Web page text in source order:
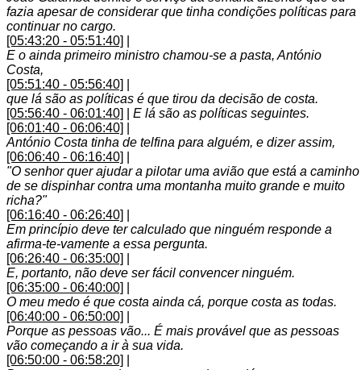
fazia apesar de considerar que tinha condições políticas para
continuar no cargo.
[05:43:20 - 05:51:40]
E o ainda primeiro ministro chamou-se a pasta, António
Costa,
[05:51:40 - 05:56:40]
que lá são as políticas é que tirou da decisão de costa.
[05:56:40 - 06:01:40]
E lá são as políticas seguintes.
[06:01:40 - 06:06:40]
António Costa tinha de telfina para alguém, e dizer assim,
[06:06:40 - 06:16:40]
"O senhor quer ajudar a pilotar uma avião que está a caminho
de se dispinhar contra uma montanha muito grande e muito
richa?"
[06:16:40 - 06:26:40]
Em princípio deve ter calculado que ninguém responde a
afirma-te-vamente a essa pergunta.
[06:26:40 - 06:35:00]
E, portanto, não deve ser fácil convencer ninguém.
[06:35:00 - 06:40:00]
O meu medo é que costa ainda cá, porque costa as todas.
[06:40:00 - 06:50:00]
Porque as pessoas vão... É mais provável que as pessoas
vão começando a ir à sua vida.
[06:50:00 - 06:58:20]